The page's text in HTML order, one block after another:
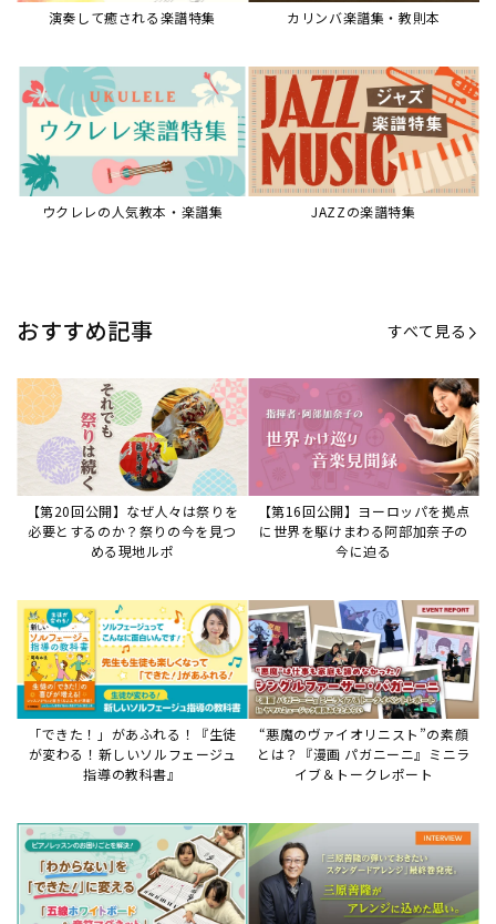
演奏して癒される楽譜特集 カリンバ楽譜集・教則本
ウクレレの人気教本・楽譜集 JAZZの楽譜特集
おすすめ記事 すべて見る
【第20回公開】なぜ人々は祭りを
必要とするのか？祭りの今を見つ
める現地ルポ
【第16回公開】ヨーロッパを拠点
に世界を駆けまわる阿部加奈子の
今に迫る
「できた！」があふれる！『生徒
が変わる！新しいソルフェージュ
指導の教科書』
“悪魔のヴァイオリニスト”の素顔
とは？『漫画 パガニーニ』ミニラ
イブ＆トークレポート